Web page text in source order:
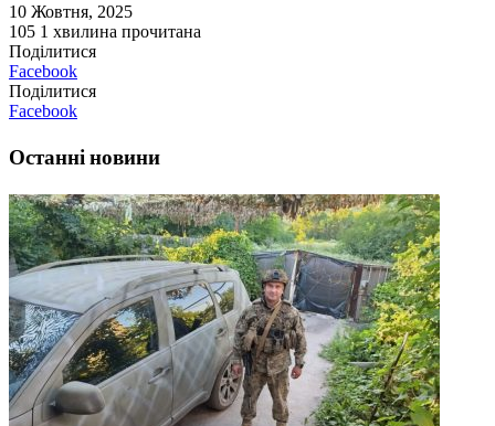
10 Жовтня, 2025
105 1 хвилина прочитана
Поділитися
Facebook
Поділитися
Facebook
Останні новини